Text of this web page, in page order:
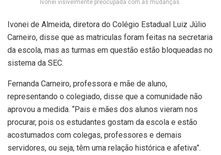
Ivonei visivelmente preocupada com as mudanças.
Ivonei de Almeida, diretora do Colégio Estadual Luiz Júlio
Carneiro, disse que as matriculas foram feitas na secretaria
da escola, mas as turmas em questão estão bloqueadas no
sistema da SEC.
Fernanda Carneiro, professora e mãe de aluno,
representando o colegiado, disse que a comunidade não
aprovou a medida. “Pais e mães dos alunos vieram nos
procurar, pois os estudantes gostam da escola e estão
acostumados com colegas, professores e demais
servidores, ou seja, têm uma relação histórica e afetiva”.